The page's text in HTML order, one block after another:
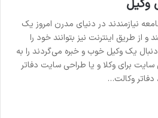
وکیل
نیازمندند در دنیای مدرن امروز یک
از طریق اینترنت نیز بتوانند خود را
یک وکیل خوب و خبره می‌گردند را به
برای وکلا و یا طراحی سایت دفاتر
وکالت…